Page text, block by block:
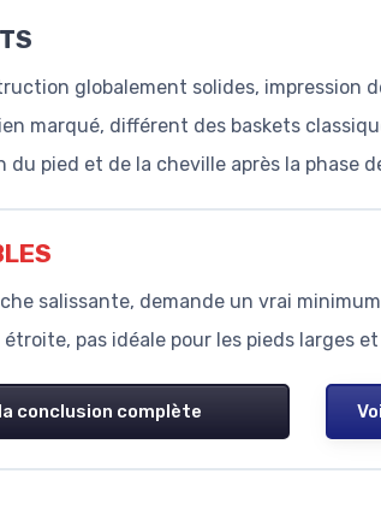
globalement solides, impression
marqué, différent des baskets
du pied et de la cheville après la phase
salissante, demande un vrai
étroite, pas idéale pour les pieds larges
conclusion complète